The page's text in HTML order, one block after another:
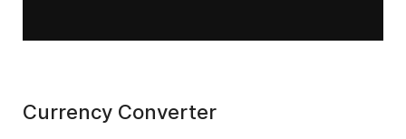
Currency Converter